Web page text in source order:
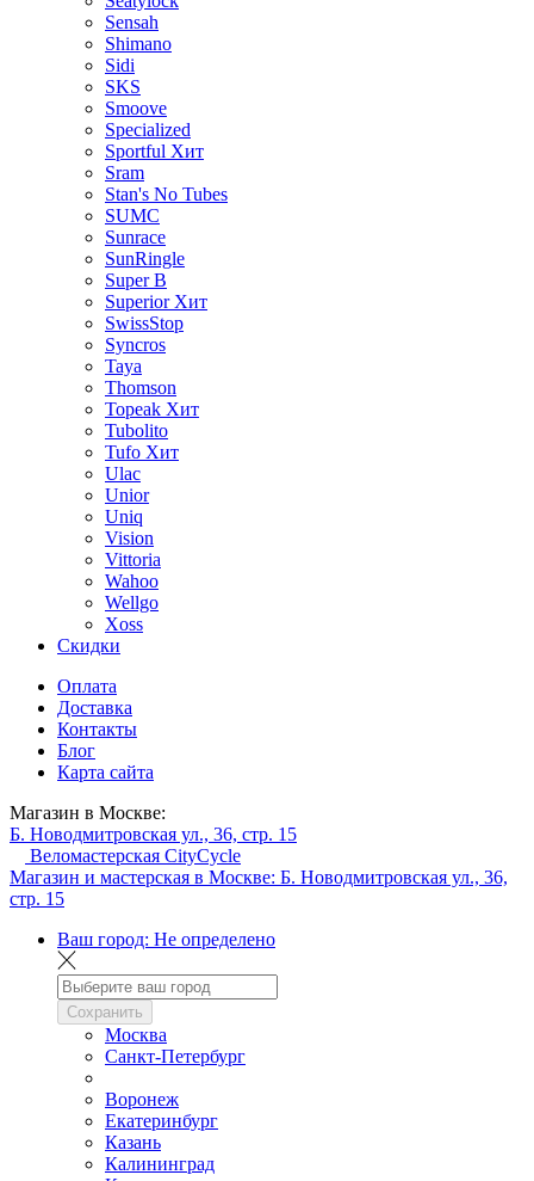
Sensah
Shimano
Sidi
SKS
Smoove
Specialized
Sportful Хит
Sram
Stan's No Tubes
SUMC
Sunrace
SunRingle
Super B
Superior Хит
SwissStop
Syncros
Taya
Thomson
Topeak Хит
Tubolito
Tufo Хит
Ulac
Unior
Uniq
Vision
Vittoria
Wahoo
Wellgo
Xoss
Скидки
Оплата
Доставка
Контакты
Блог
Карта сайта
Магазин в Москве:
Б. Новодмитровская ул., 36, стр. 15
Веломастерская CityCycle
Магазин и мастерская в Москве: Б. Новодмитровская ул., 36,
стр. 15
Ваш город: Не определено
Сохранить
Москва
Санкт-Петербург
Воронеж
Екатеринбург
Казань
Калининград